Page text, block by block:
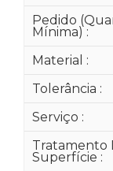
Pedido
Mínima) :
Material :
Tolerância :
Serviço :
Tratamento
Superfície :